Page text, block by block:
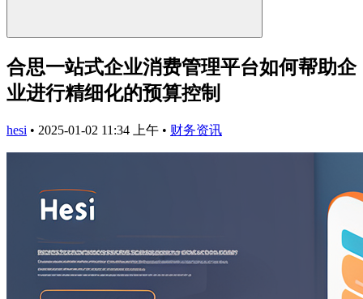
合思一站式企业消费管理平台如何帮助企
业进行精细化的预算控制
hesi • 2025-01-02 11:34 上午 • 财务资讯